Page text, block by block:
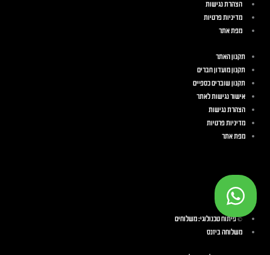
הצהרת נגישות
מדיניות פרטיות
מפת אתר
תקנון האתר
תקנון מועדון חברים
תקנון שוברים כספיים
אישור נגישות לאתר
הצהרת נגישות
מדיניות פרטיות
מפת אתר
© פיתוח טכנולוגי: משלוחים
משלוחה ביזנס